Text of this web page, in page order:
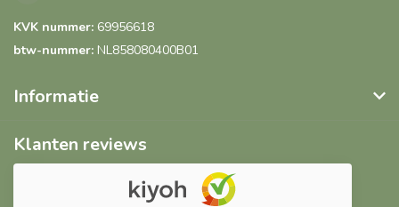
KVK nummer: 69956618
btw-nummer: NL858080400B01
Informatie
Klanten reviews